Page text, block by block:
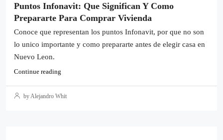
Puntos Infonavit: Que Significan Y Como
Prepararte Para Comprar Vivienda
Conoce que representan los puntos Infonavit, por que no son
lo unico importante y como prepararte antes de elegir casa en
Nuevo Leon.
Continue reading
by Alejandro Whit